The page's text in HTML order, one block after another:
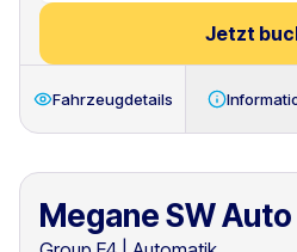
Jetzt
Fahrzeugdetails
Megane SW Auto